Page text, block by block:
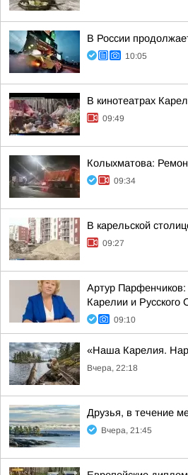
В России
10:05
В кинотеатрах
09:49
Колыхматова:
09:34
В карельской
09:27
Артур
Карелии и Русского
09:10
«Наша Карелия.
Вчера, 22:18
Друзья, в течение
Вчера, 21:45